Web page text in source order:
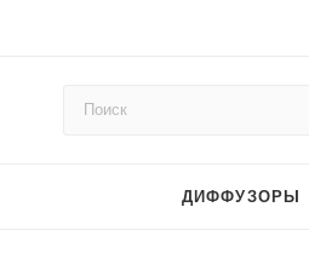
ДИФФУЗОРЫ